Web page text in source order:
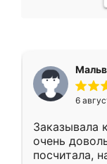
6
Заказывала
очень
посчитала,